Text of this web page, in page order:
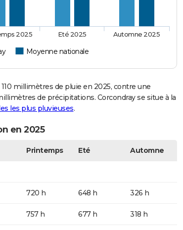
Moyenne nationale
2025 Eté 2025 Automne 2025
millimètres de pluie en 2025, contre une
de précipitations. Corcondray se situe à la
les plus pluvieuses.
en 2025
Printemps Eté Automne
720 h 648 h 326 h
757 h 677 h 318 h